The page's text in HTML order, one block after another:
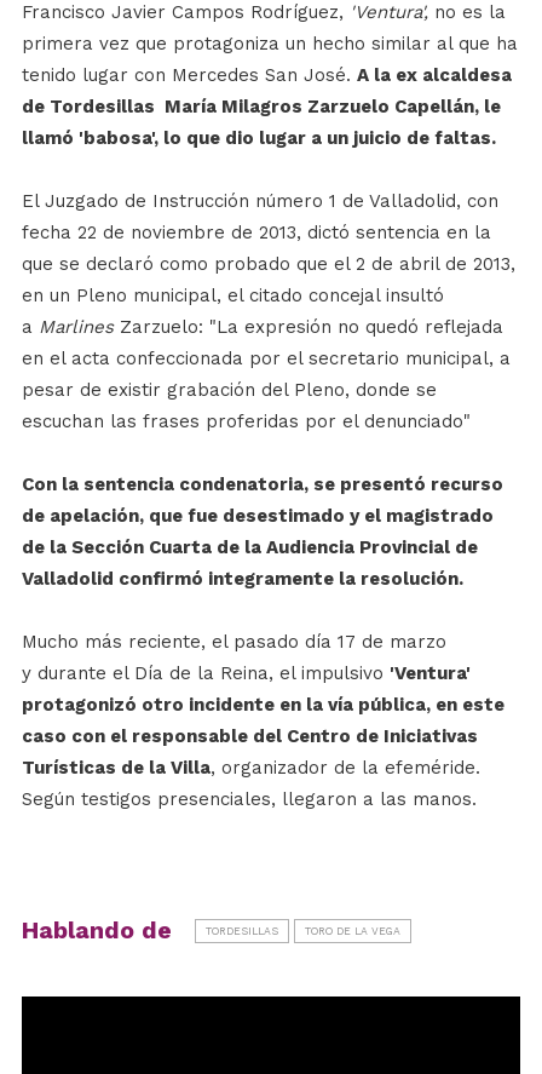
Francisco Javier Campos Rodríguez, 'Ventura', no es la
primera vez que protagoniza un hecho similar al que ha
tenido lugar con Mercedes San José. A la ex alcaldesa
de Tordesillas María Milagros Zarzuelo Capellán, le
llamó 'babosa', lo que dio lugar a un juicio de faltas.
El Juzgado de Instrucción número 1 de Valladolid, con
fecha 22 de noviembre de 2013, dictó sentencia en la
que se declaró como probado que el 2 de abril de 2013,
en un Pleno municipal, el citado concejal insultó
a MarlinesZarzuelo: "La expresión no quedó reflejada
en el acta confeccionada por el secretario municipal, a
pesar de existir grabación del Pleno, donde se
escuchan las frases proferidas por el denunciado"
Con la sentencia condenatoria, se presentó recurso
de apelación, que fue desestimado y el magistrado
de la Sección Cuarta de la Audiencia Provincial de
Valladolid confirmó integramente la resolución.
Mucho más reciente, el pasado día 17 de marzo
y durante el Día de la Reina, el impulsivo 'Ventura'
protagonizó otro incidente en la vía pública, en este
caso con el responsable del Centro de Iniciativas
Turísticas de la Villa, organizador de la efeméride.
Según testigos presenciales, llegaron a las manos.
Hablando de TORDESILLAS TORO DE LA VEGA